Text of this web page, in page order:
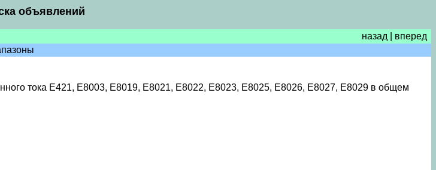
объявлений
назад
вперед
тока Е421, Е8003, Е8019, Е8021, Е8022, Е8023, Е8025, Е8026, Е8027, Е8029 в общем